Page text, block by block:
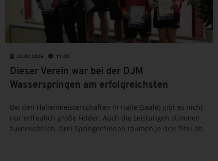
02.02.2026 11:20
Dieser Verein war bei der DJM
Wasserspringen am erfolgreichsten
Bei den Hallenmeisterschaften in Halle (Saale) gibt es nicht
nur erfreulich große Felder. Auch die Leistungen stimmen
zuversichtlich. Drei Springer*innen räumen je drei Titel ab.